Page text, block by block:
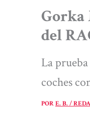
Gorka
del
La
coches
PORE. B. /